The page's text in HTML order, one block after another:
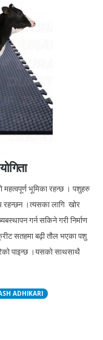
महत्वपूर्ण भूमिका रहन्छ । पशुहरु
रहन्छन ।त्यसका लागि खोर
गर्न सकिने गरी निर्माण
सतहमा बढ़ी तौल भएका पशु
पाइन्छ ।यसको साथसाथै
ADHIKARI